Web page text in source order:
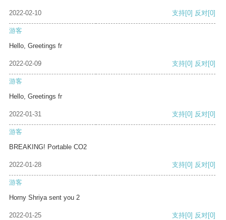
2022-02-10 支持[0] 反对[0]
游客
Hello, Greetings fr
2022-02-09 支持[0] 反对[0]
游客
Hello, Greetings fr
2022-01-31 支持[0] 反对[0]
游客
BREAKING! Portable CO2
2022-01-28 支持[0] 反对[0]
游客
Horny Shriya sent you 2
2022-01-25 支持[0] 反对[0]